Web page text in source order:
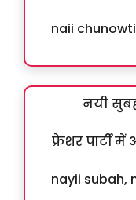
naii
नयी
फ्रेशर पार्टी में
nayii subah,